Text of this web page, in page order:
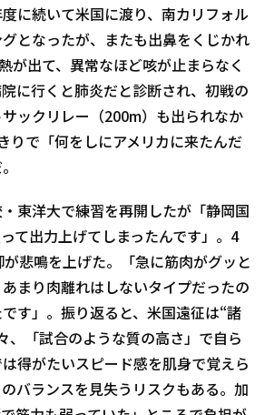
に続いて米国に渡り、南カリフォル
となったが、またも出鼻をくじかれ
が出て、異常なほど咳が止まらなく
に行くと肺炎だと診断され、初戦の
ックリレー（200m）も出られなか
りで「何をしにアメリカに来たんだ
東洋大で練習を再開したが「静岡国
て出力上げてしまったんです」。4
悲鳴を上げた。「急に筋肉がグッと
まり肉離れはしないタイプだったの
す」。振り返ると、米国遠征は“諸
、「試合のような質の高さ」で自ら
得がたいスピード感を肌身で覚えら
バランスを見失うリスクもある。加